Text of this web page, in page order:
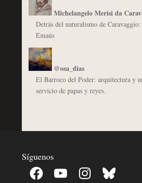
Michelangelo Merisi da
Detrás del naturalismo de
Emaús
@osa_dias
El Barroco del Poder: arquitectura y
servicio de papas y reyes.
Síguenos
Facebook YouTube InstagramBluesky